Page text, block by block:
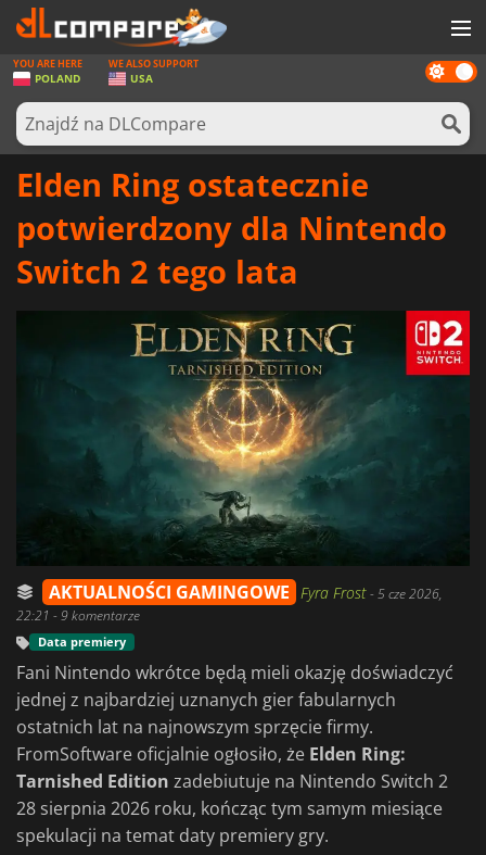
GRY
KARTY DO GIER
OPROGRAMOWANIE
SPRZĘT KOMPUTEROWY
ZALOGUJ SIĘ LUB ZAREJESTRUJ
Dark
mode
YOU ARE HERE
POLAND
WE ALSO SUPPORT
USA
Elden Ring ostatecznie
potwierdzony dla Nintendo
Switch 2 tego lata
AKTUALNOŚCI GAMINGOWE Fyra Frost-5 cze 2026,
22:21 - 9 komentarze
Data premiery
Fani Nintendo wkrótce będą mieli okazję doświadczyć
jednej z najbardziej uznanych gier fabularnych
ostatnich lat na najnowszym sprzęcie firmy.
FromSoftware oficjalnie ogłosiło, że Elden Ring:
Tarnished Edition zadebiutuje na Nintendo Switch 2
28 sierpnia 2026 roku, kończąc tym samym miesiące
spekulacji na temat daty premiery gry.